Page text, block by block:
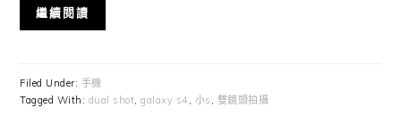
繼續閱讀
Filed Under: 手機
Tagged With: dual shot,galaxy s4 , 小s , 雙鏡頭拍攝